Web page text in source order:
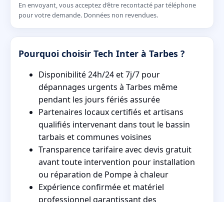
En envoyant, vous acceptez d’être recontacté par téléphone
pour votre demande. Données non revendues.
Pourquoi choisir Tech Inter à Tarbes ?
Disponibilité 24h/24 et 7j/7 pour
dépannages urgents à Tarbes même
pendant les jours fériés assurée
Partenaires locaux certifiés et artisans
qualifiés intervenant dans tout le bassin
tarbais et communes voisines
Transparence tarifaire avec devis gratuit
avant toute intervention pour installation
ou réparation de Pompe à chaleur
Expérience confirmée et matériel
professionnel garantissant des